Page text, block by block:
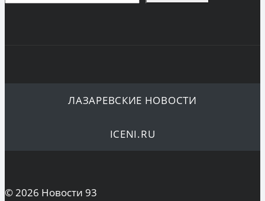
ЛАЗАРЕВСКИЕ НОВОСТИ
ICENI.RU
© 2026 Новости 93